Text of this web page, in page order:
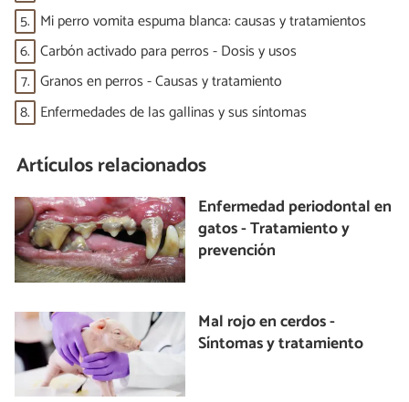
5. Mi perro vomita espuma blanca: causas y tratamientos
6. Carbón activado para perros - Dosis y usos
7. Granos en perros - Causas y tratamiento
8. Enfermedades de las gallinas y sus síntomas
Artículos relacionados
Enfermedad periodontal en
gatos - Tratamiento y
prevención
Mal rojo en cerdos -
Síntomas y tratamiento